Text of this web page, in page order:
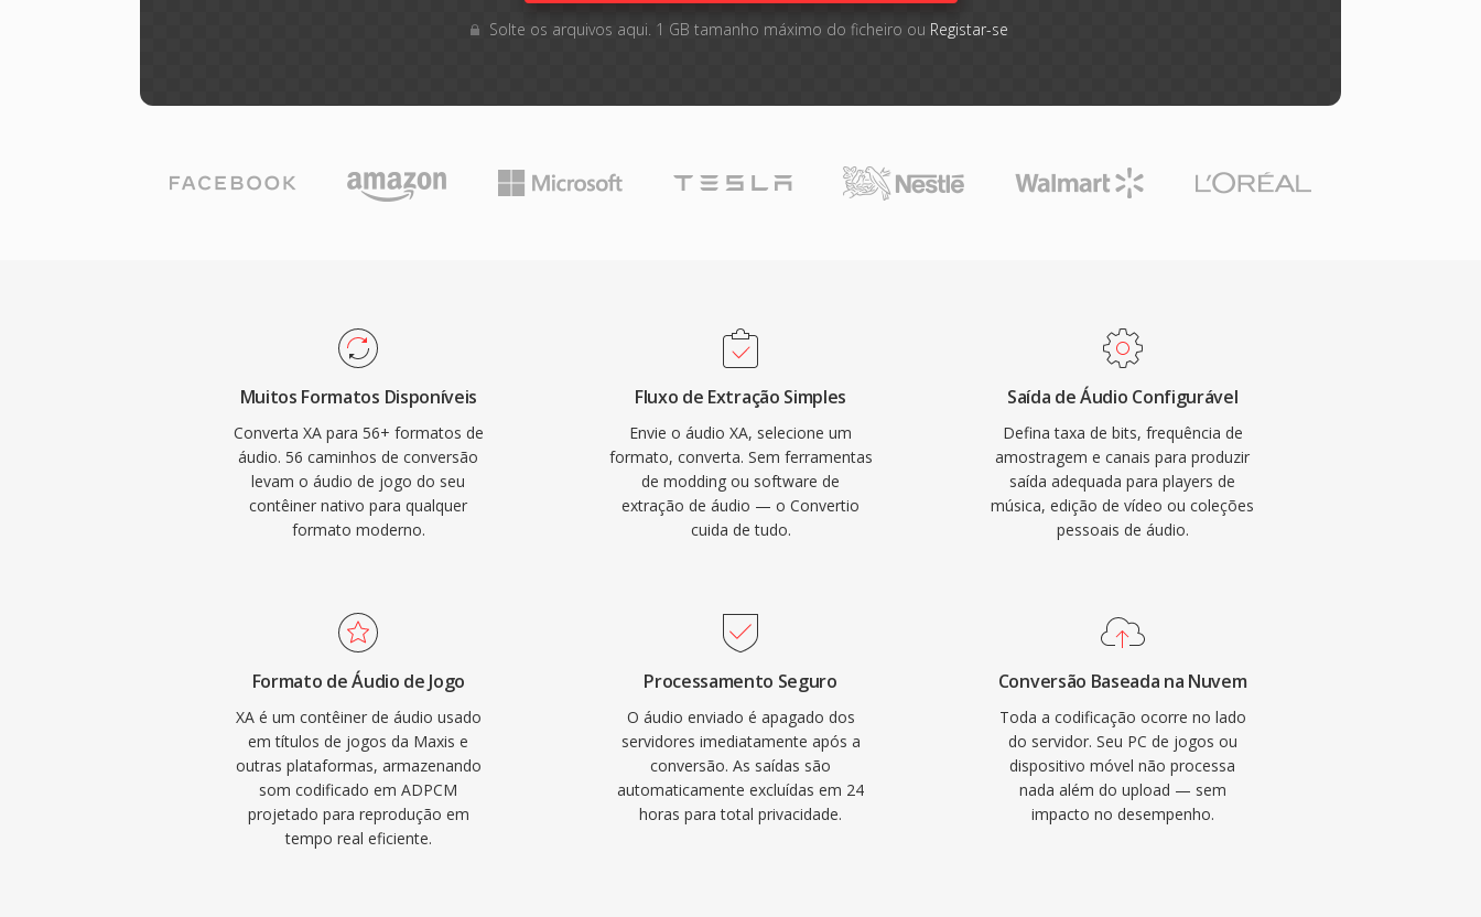
Solte os arquivos aqui. 1 GB tamanho máximo do ficheiro ou Registar-se
Muitos Formatos Disponíveis
Converta XA para 56+ formatos de
áudio. 56 caminhos de conversão
levam o áudio de jogo do seu
contêiner nativo para qualquer
formato moderno.
Fluxo de Extração Simples
Envie o áudio XA, selecione um
formato, converta. Sem ferramentas
de modding ou software de
extração de áudio — o Convertio
cuida de tudo.
Saída de Áudio Configurável
Defina taxa de bits, frequência de
amostragem e canais para produzir
saída adequada para players de
música, edição de vídeo ou coleções
pessoais de áudio.
Formato de Áudio de Jogo
XA é um contêiner de áudio usado
em títulos de jogos da Maxis e
outras plataformas, armazenando
som codificado em ADPCM
projetado para reprodução em
tempo real eficiente.
Processamento Seguro
O áudio enviado é apagado dos
servidores imediatamente após a
conversão. As saídas são
automaticamente excluídas em 24
horas para total privacidade.
Conversão Baseada na Nuvem
Toda a codificação ocorre no lado
do servidor. Seu PC de jogos ou
dispositivo móvel não processa
nada além do upload — sem
impacto no desempenho.